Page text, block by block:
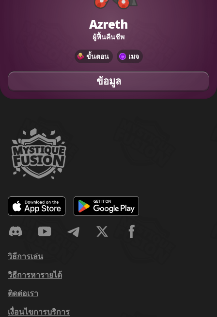
Azreth
ผู้ฟื้นคืนชีพ
ขั้นตอน เมจ
ข้อมูล
วิธีการเล่น
วิธีการหารายได้
ติดต่อเรา
เงื่อนไขการบริการ